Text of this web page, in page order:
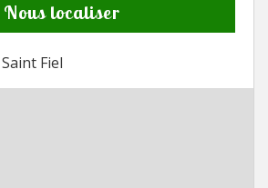
Nous localiser
Fiel